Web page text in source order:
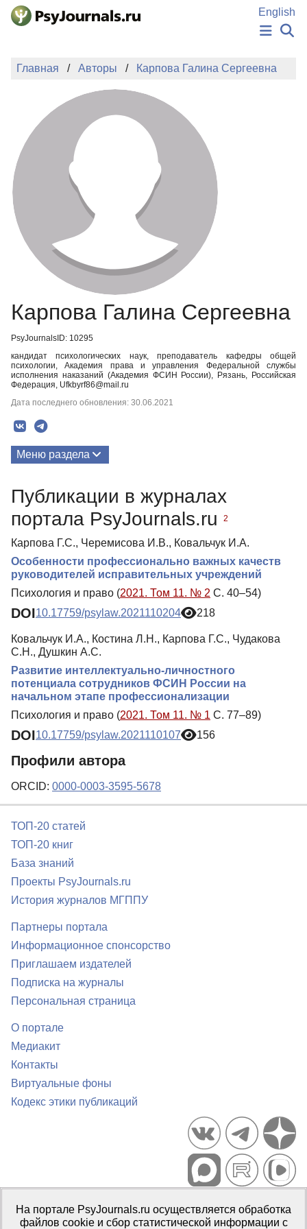
Перейти к основному содержанию
English
НОВОСТИ
АВТОРЫ
ПОДАТЬ РУКОПИСЬ
БАЗА ЗНАНИЙ
КЛЮЧЕВЫЕ СЛОВА
Регистрация
Главная Авторы Карпова Галина Сергеевна
Карпова Галина Сергеевна
PsyJournalsID: 10295
кандидат психологических наук, преподаватель кафедры общей
психологии, Академия права и управления Федеральной службы
исполнения наказаний (Академия ФСИН России), Рязань, Российская
Федерация, Ufkbyrf86@mail.ru
Дата последнего обновления: 30.06.2021
Меню раздела
Публикации в журналах
портала PsyJournals.ru
2
Карпова Г.С., Черемисова И.В., Ковальчук И.А.
Особенности профессионально важных качеств
руководителей исправительных учреждений
Психология и право (2021. Том 11. № 2 С. 40–54)
DOI10.17759/psylaw.2021110204 218
Ковальчук И.А., Костина Л.Н., Карпова Г.С., Чудакова
С.Н., Душкин А.С.
Развитие интеллектуально-личностного
потенциала сотрудников ФСИН России на
начальном этапе профессионализации
Психология и право (2021. Том 11. № 1 С. 77–89)
DOI10.17759/psylaw.2021110107 156
Профили автора
ORCID: 0000-0003-3595-5678
ТОП-20 статей
ТОП-20 книг
База знаний
Проекты PsyJournals.ru
История журналов МГППУ
Партнеры портала
Информационное спонсорство
Приглашаем издателей
Подписка на журналы
Персональная страница
О портале
Медиакит
Контакты
Виртуальные фоны
Кодекс этики публикаций
Портал психологических изданий PsyJournals.ru, 2007–2026
Правила использования материалов
На портале PsyJournals.ru осуществляется обработка
файлов cookie и сбор статистической информации с